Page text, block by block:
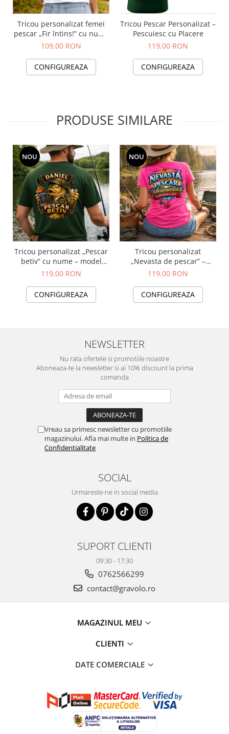
Tricou personalizat femei
pescar „Fir întins!” cu nume
– cadou pentru pescărițe
109,00 RON
CONFIGUREAZA
Tricou Pescar Personalizat –
Pescuiesc cu Placere
119,00 RON
CONFIGUREAZA
PRODUSE SIMILARE
NOU
Tricou personalizat „Pescar
betiv” cu nume – model
funny cu crap și whisky
119,00 RON
CONFIGUREAZA
NOU
Tricou personalizat
„Nevasta de pescar” –
cadou amuzant pentru
119,00 RON
CONFIGUREAZA
NEWSLETTER
Nu rata ofertele si promotiile noastre
Aboneaza-te la newsletter si ai 10% discount la prima
comanda
Vreau sa primesc newsletter cu promotiile
magazinului. Afla mai multe in Politica de
Confidentialitate
SOCIAL
Urmareste-ne in social media
SUPORT CLIENTI
09:30 - 17:30
0762566299
contact@gravolo.ro
MAGAZINUL MEU
CLIENTI
DATE COMERCIALE